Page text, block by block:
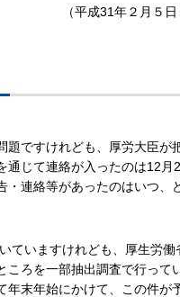
（平成31年２月５
題ですけれども、厚労大臣
通じて連絡が入ったのは12
・連絡等があったのはいつ、
ていますけれども、厚生労
ころを一部抽出調査で行って
年末年始にかけて、この件が